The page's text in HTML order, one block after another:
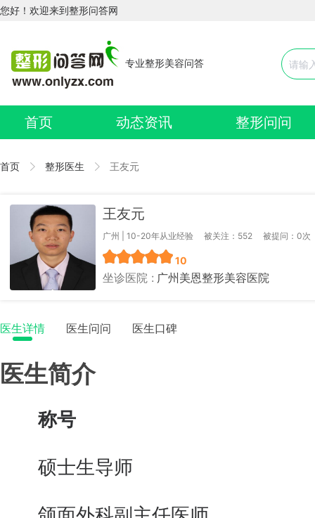
您好！欢迎来到整形问答网
专业整形美容问答
首页 动态资讯 整形问问
首页 整形医生 王友元
王友元
广州 | 10-20年从业经验 被关注：552 被提问：0次
10
坐诊医院 : 广州美恩整形美容医院
医生详情 医生问问 医生口碑
医生简介
称号
硕士生导师